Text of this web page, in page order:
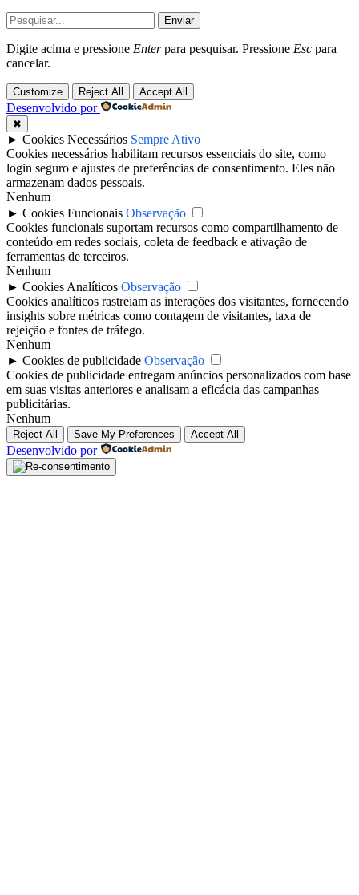
Enviar
Digite acima e pressione Enterpara pesquisar. Pressione Esc para
cancelar.
Customize Reject All Accept All
Desenvolvido por
✖
► Cookies Necessários Sempre Ativo
Cookies necessários habilitam recursos essenciais do site, como
login seguro e ajustes de preferências de consentimento. Eles não
armazenam dados pessoais.
Nenhum
► Cookies Funcionais Observação
Cookies funcionais suportam recursos como compartilhamento de
conteúdo em redes sociais, coleta de feedback e ativação de
ferramentas de terceiros.
Nenhum
► Cookies Analíticos Observação
Cookies analíticos rastreiam as interações dos visitantes, fornecendo
insights sobre métricas como contagem de visitantes, taxa de
rejeição e fontes de tráfego.
Nenhum
► Cookies de publicidade Observação
Cookies de publicidade entregam anúncios personalizados com base
em suas visitas anteriores e analisam a eficácia das campanhas
publicitárias.
Nenhum
Reject All Save My Preferences Accept All
Desenvolvido por